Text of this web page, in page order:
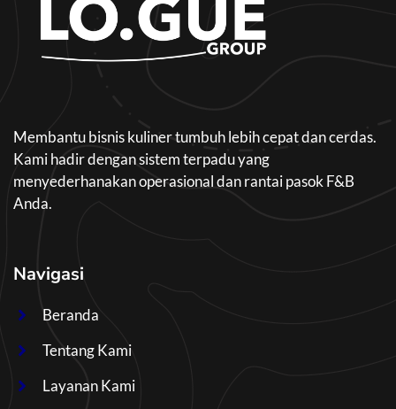
Membantu bisnis kuliner tumbuh lebih cepat dan cerdas.
Kami hadir dengan sistem terpadu yang
menyederhanakan operasional dan rantai pasok F&B
Anda.
Navigasi
Beranda
Tentang Kami
Layanan Kami